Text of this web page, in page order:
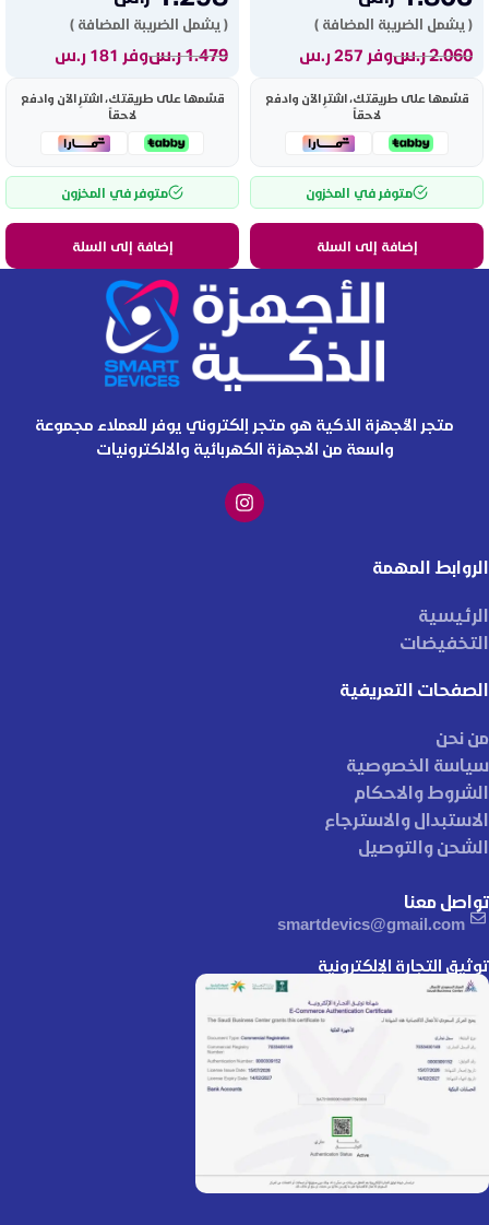
( يشمل الضريبة المضافة )
2.060ر.سوفر 257 ر.س
قسّمها على طريقتك، اشترِ الآن وادفع
لاحقاً
متوفر في المخزون
إضافة إلى السلة
( يشمل الضريبة المضافة )
1.479ر.سوفر 181 ر.س
قسّمها على طريقتك، اشترِ الآن وادفع
لاحقاً
متوفر في المخزون
إضافة إلى السلة
متجر الأجهزة الذكية هو متجر إلكتروني يوفر للعملاء مجموعة
واسعة من الاجهزة الكهربائية والالكترونيات
الروابط المهمة
الرئيسية
التخفيضات
الصفحات التعريفية
من نحن
سياسة الخصوصية
الشروط والاحكام
الاستبدال والاسترجاع
الشحن والتوصيل
تواصل معنا
smartdevics@gmail.com
توثيق التجارة الإلكترونية